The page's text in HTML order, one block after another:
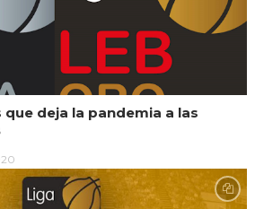
deja la pandemia a las